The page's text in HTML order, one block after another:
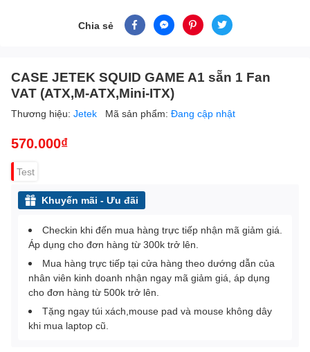
Chia sẻ
CASE JETEK SQUID GAME A1 sẵn 1 Fan
VAT (ATX,M-ATX,Mini-ITX)
Thương hiệu: Jetek Mã sản phẩm: Đang cập nhật
570.000₫
Test
Khuyến mãi - Ưu đãi
Checkin khi đến mua hàng trực tiếp nhận mã giảm giá.
Áp dụng cho đơn hàng từ 300k trở lên.
Mua hàng trực tiếp tại cửa hàng theo dướng dẫn của
nhân viên kinh doanh nhận ngay mã giảm giá, áp dụng
cho đơn hàng từ 500k trở lên.
Tặng ngay túi xách,mouse pad và mouse không dây
khi mua laptop cũ.